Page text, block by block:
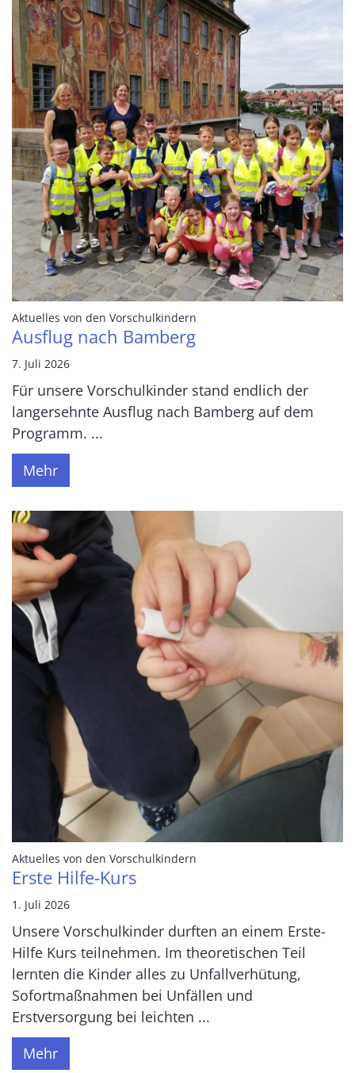
Aktuelles von den Vorschulkindern
Ausflug nach Bamberg
7. Juli 2026
Für unsere Vorschulkinder stand endlich der
langersehnte Ausflug nach Bamberg auf dem
Programm. ...
Mehr
Aktuelles von den Vorschulkindern
Erste Hilfe-Kurs
1. Juli 2026
Unsere Vorschulkinder durften an einem Erste-
Hilfe Kurs teilnehmen. Im theoretischen Teil
lernten die Kinder alles zu Unfallverhütung,
Sofortmaßnahmen bei Unfällen und
Erstversorgung bei leichten ...
Mehr